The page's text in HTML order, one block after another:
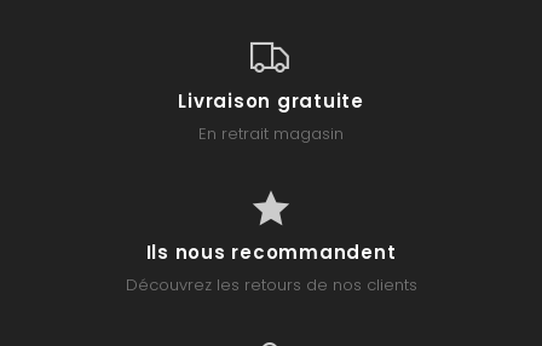
Livraison gratuite
En retrait magasin
Ils nous recommandent
Découvrez les retours de nos clients